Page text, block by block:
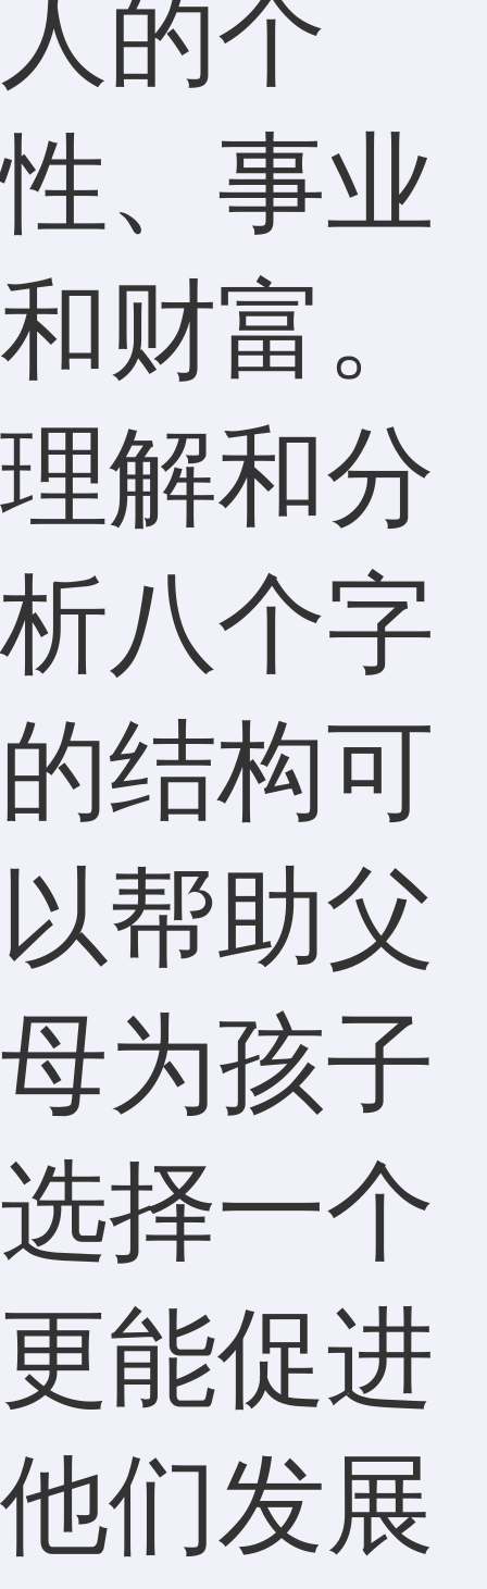
人的个
性、事业
和财富。
理解和分
析八个字
的结构可
以帮助父
母为孩子
选择一个
更能促进
他们发展